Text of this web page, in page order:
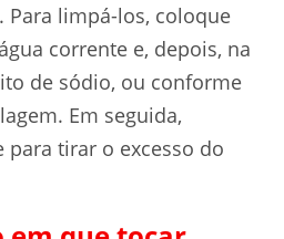
Para limpá-los, coloque
corrente e, depois, na
de sódio, ou conforme
Em seguida,
para tirar o excesso do